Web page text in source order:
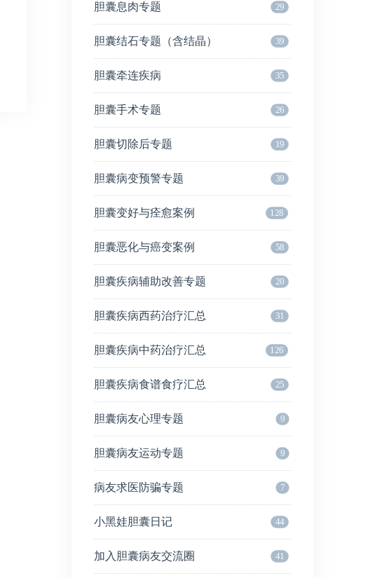
胆囊息肉专题 29
胆囊结石专题（含结晶） 39
胆囊牵连疾病 35
胆囊手术专题 26
胆囊切除后专题 19
胆囊病变预警专题 39
胆囊变好与痊愈案例 128
胆囊恶化与癌变案例 58
胆囊疾病辅助改善专题 20
胆囊疾病西药治疗汇总 31
胆囊疾病中药治疗汇总 126
胆囊疾病食谱食疗汇总 25
胆囊病友心理专题 9
胆囊病友运动专题 9
病友求医防骗专题 7
小黑娃胆囊日记 44
加入胆囊病友交流圈 41